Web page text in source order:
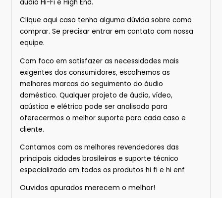
audio Hi-Fi e High End.
Clique aqui caso tenha alguma dúvida sobre como
comprar. Se precisar entrar em contato com nossa
equipe.
Com foco em satisfazer as necessidades mais
exigentes dos consumidores, escolhemos as
melhores marcas do seguimento do áudio
doméstico. Qualquer projeto de áudio, vídeo,
acústica e elétrica pode ser analisado para
oferecermos o melhor suporte para cada caso e
cliente.
Contamos com os melhores revendedores das
principais cidades brasileiras e suporte técnico
especializado em todos os produtos hi fi e hi enf
Ouvidos apurados merecem o melhor!